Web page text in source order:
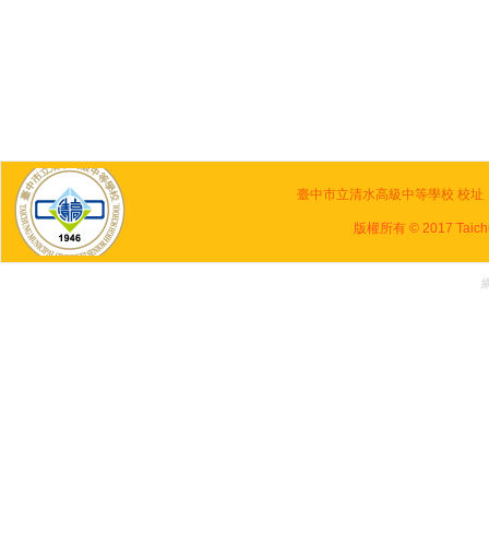
臺中市立清水高級中等學校 校
版權所有 © 2017